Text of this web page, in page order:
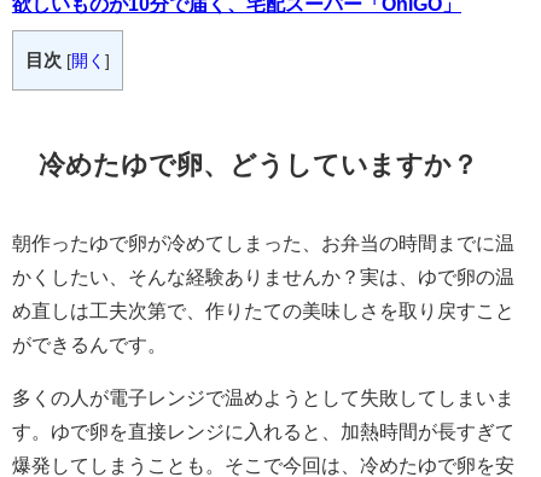
欲しいものが10分で届く、宅配スーパー「OniGO」
目次 [開く ]
冷めたゆで卵、どうしていますか？
朝作ったゆで卵が冷めてしまった、お弁当の時間までに温
かくしたい、そんな経験ありませんか？実は、ゆで卵の温
め直しは工夫次第で、作りたての美味しさを取り戻すこと
ができるんです。
多くの人が電子レンジで温めようとして失敗してしまいま
す。ゆで卵を直接レンジに入れると、加熱時間が長すぎて
爆発してしまうことも。そこで今回は、冷めたゆで卵を安